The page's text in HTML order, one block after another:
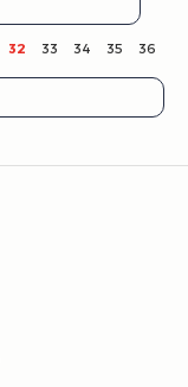
32 33 34 35
36